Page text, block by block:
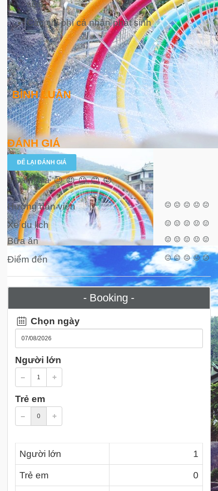
sữa,…
Các chi phí cá nhân phát sinh
BÌNH LUẬN
ĐÁNH GIÁ
ĐỂ LẠI ĐÁNH GIÁ
0 Đánh giá
Hướng dẫn viên
Xe du lịch
Bữa ăn
Điểm đến
- Booking -
Chọn ngày
Người lớn
Trẻ em
Người lớn 1
Trẻ em 0